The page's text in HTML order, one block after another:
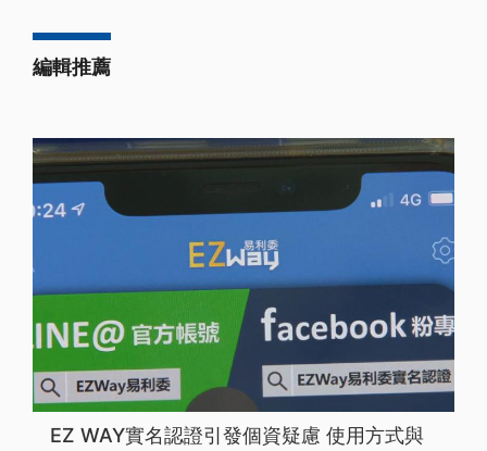
編輯推薦
EZ WAY實名認證引發個資疑慮 使用方式與